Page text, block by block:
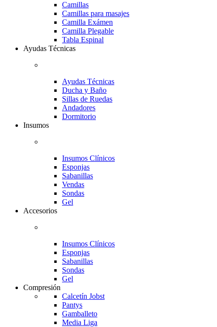
Camillas
Camillas para masajes
Camilla Exámen
Camilla Plegable
Tabla Espinal
Ayudas Técnicas
Ayudas Técnicas
Ducha y Baño
Sillas de Ruedas
Andadores
Dormitorio
Insumos
Insumos Clínicos
Esponjas
Sabanillas
Vendas
Sondas
Gel
Accesorios
Insumos Clínicos
Esponjas
Sabanillas
Sondas
Gel
Compresión
Calcetín Jobst
Pantys
Gamballeto
Media Liga